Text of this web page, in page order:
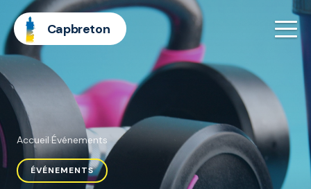
Capbreton
Accueil·Événements
ÉVÉNEMENTS